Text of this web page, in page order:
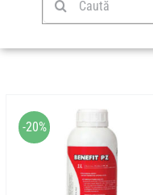
Stoloni căpșuni
-20%